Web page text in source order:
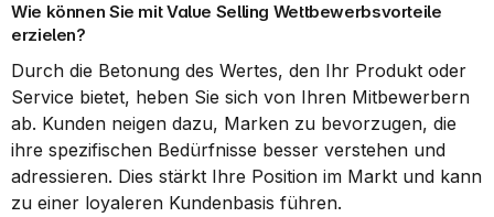
Wie können Sie mit Value Selling Wettbewerbsvorteile
erzielen?
Durch die Betonung des Wertes, den Ihr Produkt oder
Service bietet, heben Sie sich von Ihren Mitbewerbern
ab. Kunden neigen dazu, Marken zu bevorzugen, die
ihre spezifischen Bedürfnisse besser verstehen und
adressieren. Dies stärkt Ihre Position im Markt und kann
zu einer loyaleren Kundenbasis führen.